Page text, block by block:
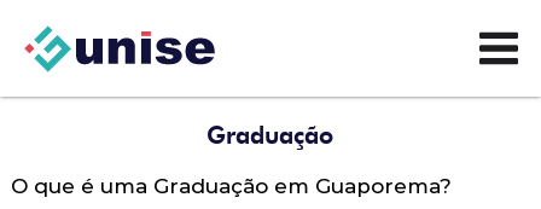
Graduação
O que é uma Graduação em Guaporema?